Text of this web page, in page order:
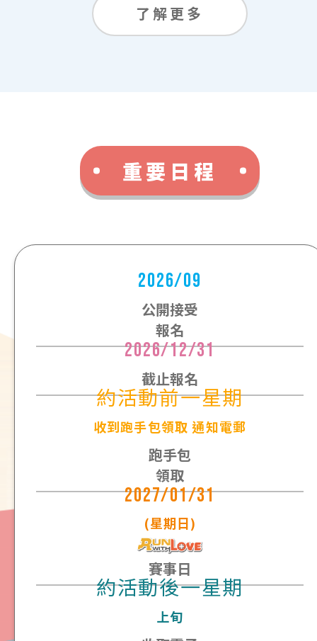
了解更多
重要日程
2026/09
公開接受
報名
2026/12/31
截止報名
約活動前一星期
收到跑手包領取 通知電郵
跑手包
領取
2027/01/31
(星期日)
賽事日
約活動後一星期
上旬